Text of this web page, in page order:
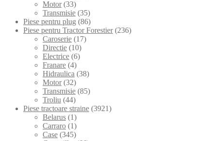
Motor (33)
Transmisie (35)
Piese pentru plug (86)
Piese pentru Tractor Forestier (236)
Caroserie (17)
Directie (10)
Electrice (6)
Franare (4)
Hidraulica (38)
Motor (32)
Transmisie (85)
Troliu (44)
Piese tractoare straine (3921)
Belarus (1)
Carraro (1)
Case (345)